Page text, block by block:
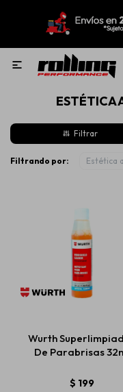

ESTÉTICA
Filtrando por: Estética
Wurth
De Parabrisas
$ 199
Nuevo!
Llantas
Estética automotriz